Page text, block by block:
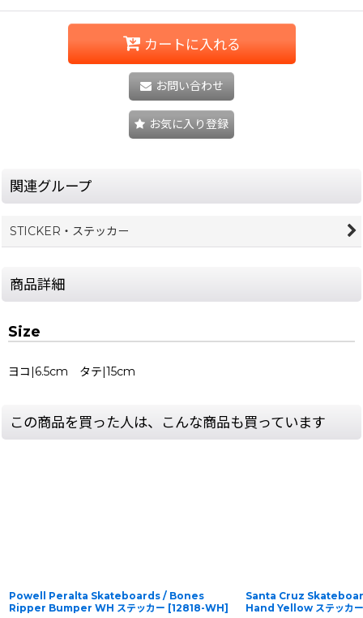
カートに入れる
お問い合わせ
お気に入り登録
関連グループ
STICKER・ステッカー
商品詳細
Size
ヨコ|6.5cm タテ|15cm
この商品を買った人は、こんな商品も買っています
Powell Peralta Skateboards / Bones
Ripper Bumper WH ステッカー [12818-WH]
Santa Cruz
Hand Yellow ステッカー